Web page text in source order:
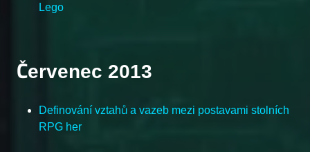
Lego
Červenec 2013
Definování vztahů a vazeb mezi postavami stolních
RPG her